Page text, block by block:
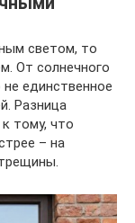
светом, то
От солнечного
единственное
Разница
тому, что
– на